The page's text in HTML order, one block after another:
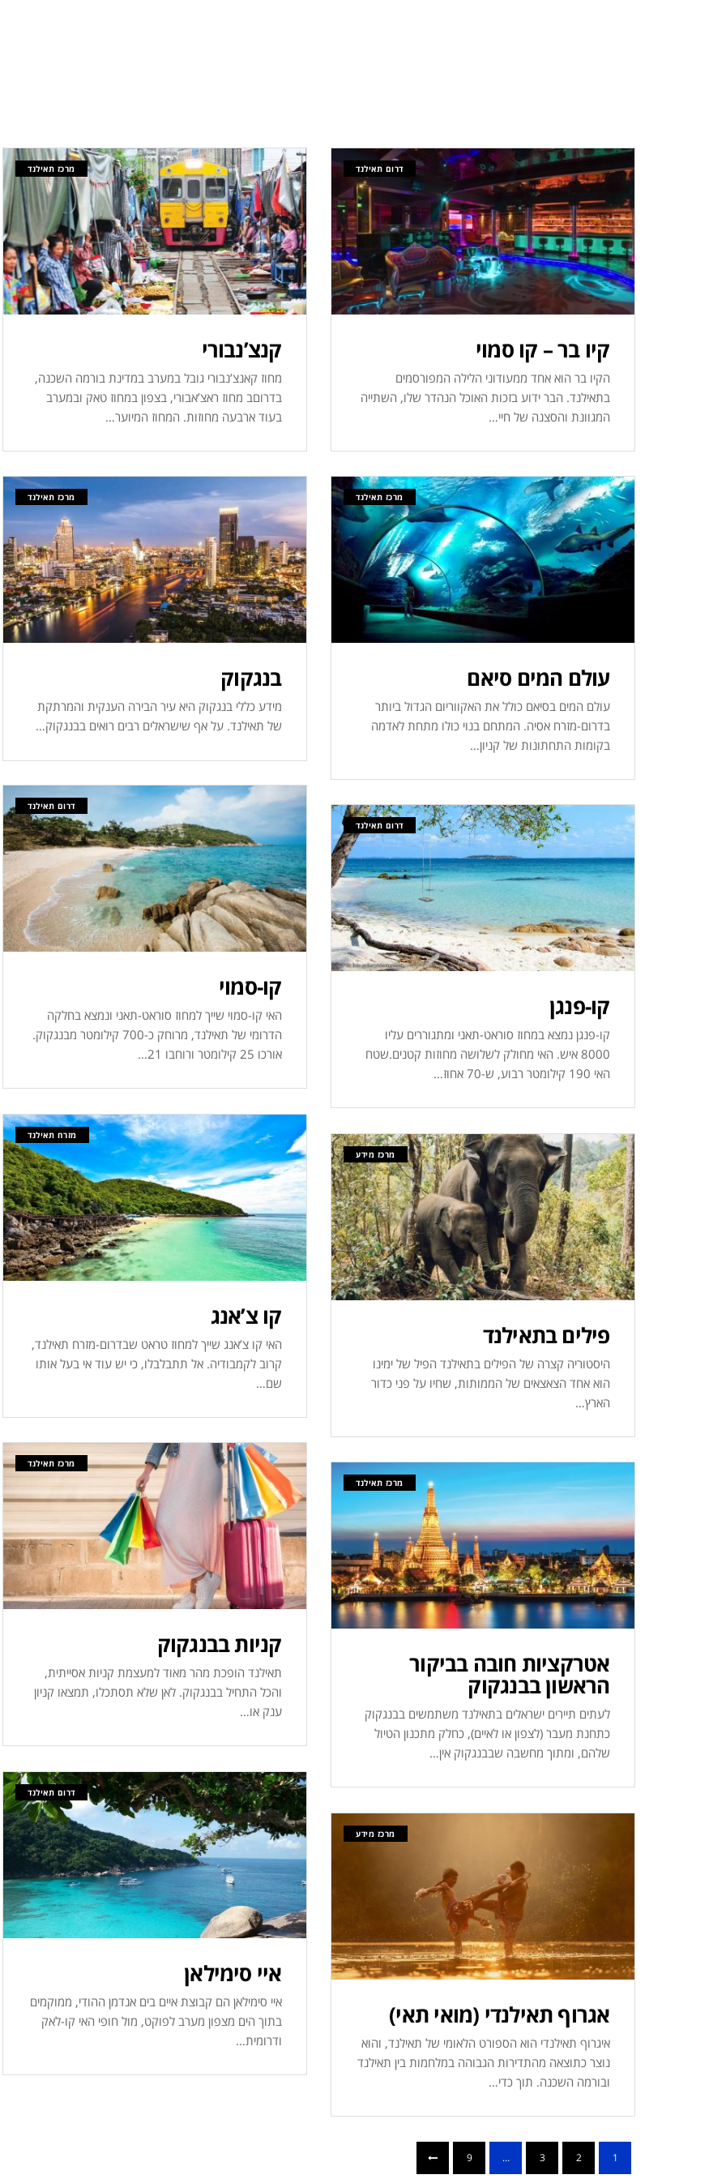
מרכז תאילנד
קנצ’נבורי
מחוז קאנצ’נבורי גובל במערב במדינת בורמה השכנה,
בדרוםב מחוז ראצ’אבורי, בצפון במחוז טאק ובמערב
בעוד ארבעה מחוזות. המחוז המיוער…
דרום תאילנד
קיו בר – קו סמוי
הקיו בר הוא אחד ממעודוני הלילה המפורסמים
בתאילנד. הבר ידוע בזכות האוכל הנהדר שלו, השתייה
המגוונת והסצנה של חיי…
מרכז תאילנד
בנגקוק
מידע כללי בנגקוק היא עיר הבירה הענקית והמרתקת
של תאילנד. על אף שישראלים רבים רואים בבנגקוק…
מרכז תאילנד
עולם המים סיאם
עולם המים בסיאם כולל את האקווריום הגדול ביותר
בדרום-מזרח אסיה. המתחם בנוי כולו מתחת לאדמה
בקומות התחתונות של קניון…
דרום תאילנד
קו-סמוי
האי קו-סמוי שייך למחוז סוראט-תאני ונמצא בחלקה
הדרומי של תאילנד, מרוחק כ-700 קילומטר מבנגקוק.
אורכו 25 קילומטר ורוחבו 21…
דרום תאילנד
קו-פנגן
קו-פנגן נמצא במחוז סוראט-תאני ומתגוררים עליו
8000 איש. האי מחולק לשלושה מחוזות קטנים.שטח
האי 190 קילומטר רבוע, ש-70 אחוז…
מזרח תאילנד
קו צ’אנג
האי קו צ’אנג שייך למחוז טראט שבדרום-מזרח תאילנד,
קרוב לקמבודיה. אל תתבלבלו, כי יש עוד אי בעל אותו
שם…
מרכז מידע
פילים בתאילנד
היסטוריה קצרה של הפילים בתאילנד הפיל של ימינו
הוא אחד הצאצאים של הממותות, שחיו על פני כדור
הארץ…
מרכז תאילנד
קניות בבנגקוק
תאילנד הופכת מהר מאוד למעצמת קניות אסייתית,
והכל התחיל בבנגקוק. לאן שלא תסתכלו, תמצאו קניון
ענק או…
מרכז תאילנד
אטרקציות חובה בביקור
הראשון בבנגקוק
לעתים תיירים ישראלים בתאילנד משתמשים בבנגקוק
כתחנת מעבר (לצפון או לאיים), כחלק מתכנון הטיול
שלהם, ומתוך מחשבה שבבנגקוק אין…
דרום תאילנד
איי סימילאן
איי סימילאן הם קבוצת איים בים אנדמן ההודי, ממוקמים
בתוך הים מצפון מערב לפוקט, מול חופי האי קו-לאק
ודרומית…
מרכז מידע
אגרוף תאילנדי (מואי תאי)
איגרוף תאילנדי הוא הספורט הלאומי של תאילנד, והוא
נוצר כתוצאה מהתדירות הגבוהה במלחמות בין תאילנד
ובורמה השכנה. תוך כדי…
1
2
3
…
9